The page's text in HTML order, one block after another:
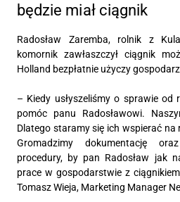
będzie miał ciągnik
Radosław Zaremba, rolnik z
komornik zawłaszczył ciągnik
Holland bezpłatnie użyczy
– Kiedy usłyszeliśmy o sprawie od
pomóc panu Radosławowi.
Dlatego staramy się ich wspierać na
Gromadzimy dokumentację
procedury, by pan Radosław jak
prace w gospodarstwie z
Tomasz Wieja, Marketing Manager